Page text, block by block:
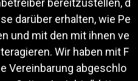
bereitzustellen, d
darüber erhalten, wie Pe
und mit den mit ihnen ve
Wir haben mit F
Vereinbarung abgeschlo